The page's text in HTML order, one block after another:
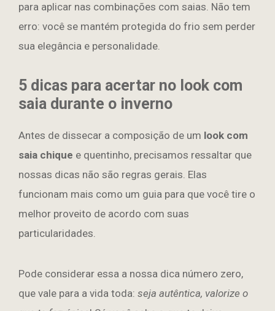
para aplicar nas combinações com saias. Não tem
erro: você se mantém protegida do frio sem perder
sua elegância e personalidade.
5 dicas para acertar no look com
saia durante o inverno
Antes de dissecar a composição de um look com
saia chique e quentinho, precisamos ressaltar que
nossas dicas não são regras gerais. Elas
funcionam mais como um guia para que você tire o
melhor proveito de acordo com suas
particularidades.
Pode considerar essa a nossa dica número zero,
que vale para a vida toda: seja autêntica, valorize o